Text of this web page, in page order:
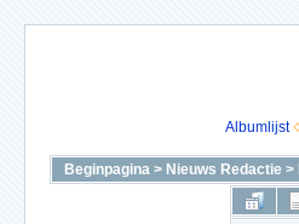
Albumlijst
Beginpagina > Nieuws Redactie >